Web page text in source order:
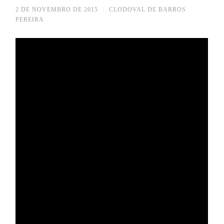
2 DE NOVEMBRO DE 2015
CLODOVAL DE BARROS
PEREIRA